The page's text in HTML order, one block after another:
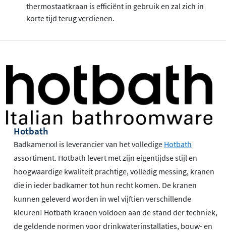
thermostaatkraan is efficiënt in gebruik en zal zich in
korte tijd terug verdienen.
Hotbath
Badkamerxxl is leverancier van het volledige Hotbath
assortiment. Hotbath levert met zijn eigentijdse stijl en
hoogwaardige kwaliteit prachtige, volledig messing, kranen
die in ieder badkamer tot hun recht komen. De kranen
kunnen geleverd worden in wel vijftien verschillende
kleuren! Hotbath kranen voldoen aan de stand der techniek,
de geldende normen voor drinkwaterinstallaties, bouw- en